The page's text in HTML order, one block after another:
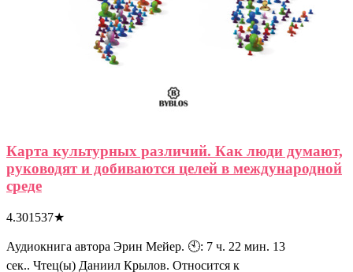
Карта культурных различий. Как люди думают,
руководят и добиваются целей в международной
среде
4.301537★
Аудиокнига автора Эрин Мейер. 🕙: 7 ч. 22 мин. 13
сек.. Чтец(ы) Даниил Крылов. Относится к